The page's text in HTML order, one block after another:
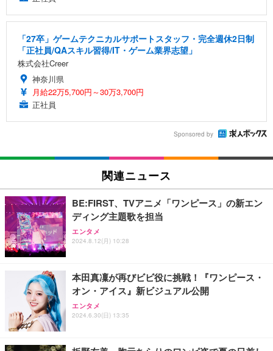
「27卒」ゲームテクニカルサポートスタッフ・完全週休2日制
「正社員/QAスキル習得/IT・ゲーム業界志望」
株式会社Creer
神奈川県
月給22万5,700円～30万3,700円
正社員
Sponsored by
関連ニュース
BE:FIRST、TVアニメ「ワンピース」の新エン
ディング主題歌を担当
エンタメ
2024.8.12(月) 10:28
本田真凜が再びビビ役に挑戦！『ワンピース・
オン・アイス』新ビジュアル公開
エンタメ
2024.6.30(日) 13:35